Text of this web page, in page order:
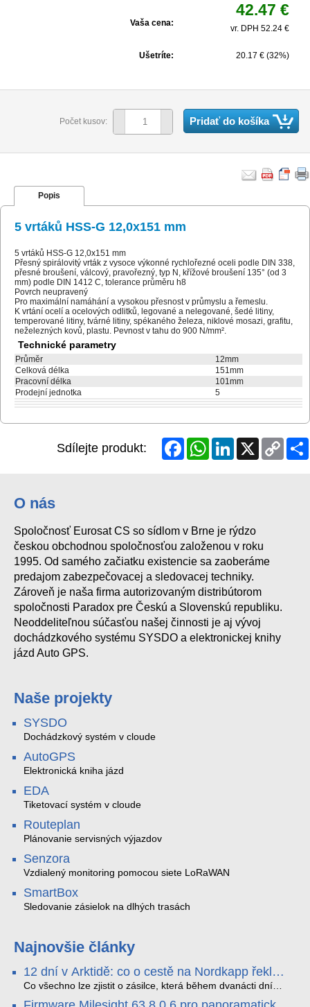
Vaša cena:
42.47 €
vr. DPH 52.24 €
Ušetríte: 20.17 € (32%)
Počet kusov: Pridať do košíka
Popis
5 vrtáků HSS-G 12,0x151 mm
5 vrtáků HSS-G 12,0x151 mm
Přesný spirálovitý vrták z vysoce výkonné rychlořezné oceli podle DIN 338,
přesné broušení, válcový, pravořezný, typ N, křížové broušení 135° (od 3
mm) podle DIN 1412 C, tolerance průměru h8
Povrch neupravený
Pro maximální namáhání a vysokou přesnost v průmyslu a řemeslu.
K vrtání ocelí a ocelových odlitků, legované a nelegované, šedé litiny,
temperované litiny, tvárné litiny, spékaného železa, niklové mosazi, grafitu,
neželezných kovů, plastu. Pevnost v tahu do 900 N/mm².
Technické parametry
Průměr
12mm
Celková délka
151mm
Pracovní délka
101mm
Prodejní jednotka
5
Sdílejte produkt: FacebookWhatsAppLinkedInX
Copy
Link
O nás
Spoločnosť Eurosat CS so sídlom v Brne je rýdzo
českou obchodnou spoločnosťou založenou v roku
1995. Od samého začiatku existencie sa zaoberáme
predajom zabezpečovacej a sledovacej techniky.
Zároveň je naša firma autorizovaným distribútorom
spoločnosti Paradox pre Českú a Slovenskú republiku.
Neoddeliteľnou súčasťou našej činnosti je aj vývoj
dochádzkového systému SYSDO a elektronickej knihy
jázd Auto GPS.
Naše projekty
SYSDO
Dochádzkový systém v cloude
AutoGPS
Elektronická kniha jázd
EDA
Tiketovací systém v cloude
Routeplan
Plánovanie servisných výjazdov
Senzora
Vzdialený monitoring pomocou siete LoRaWAN
SmartBox
Sledovanie zásielok na dlhých trasách
Najnovšie články
12 dní v Arktidě: co o cestě na Nordkapp řekla
data ze SMARTBOX 2 MAX
Co všechno lze zjistit o zásilce, která během dvanácti dní